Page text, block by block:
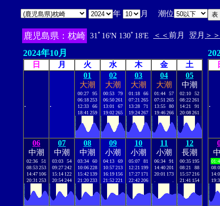
年 月 潮位
鹿児島県：枕崎 31ﾟ16'N 130ﾟ18'E ＜＜ 前月 翌月 ＞＞
2024年10月
日 月 火 水 木 金 土
. .
01
大潮
00:27
95
06:18253
12:33
66
18:41 259
02
大潮
00:53
79
06:50261
13:01
67
19:02265
03
大潮
01:18
66
07:21 265
13:28
71
19:24267
04
大潮
01:44
57
07:51 265
13:55
80
19:46266
05
中潮
02:10
52
08:22261
14:21
91
20:08261
06
中潮
02:36
51
08:53253
14:47 106
20:31 253
07
中潮
03:03
54
09:27242
15:14 122
20:54244
08
中潮
03:34
60
10:06228
15:42 139
21:20233
09
小潮
04:13
69
10:57213
16:19 156
21:52221
10
小潮
05:07
81
12:21 199
17:27 171
22:42206
11
小潮
06:34
91
14:40201
20:01 173
12
長潮
00:35 195
08:21
88
15:57216
21:41 154
.